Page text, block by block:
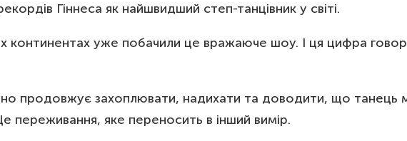
Гіннеса як найшвидший степ-танцівник у світі.
континентах уже побачили це вражаюче шоу. І ця цифра
продовжує захоплювати, надихати та доводити, що танець
переживання, яке переносить в інший вимір.